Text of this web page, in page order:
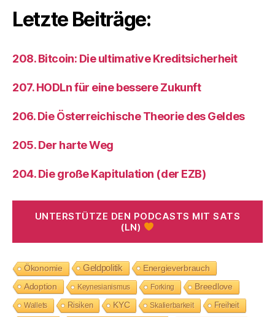
Letzte Beiträge:
208. Bitcoin: Die ultimative Kreditsicherheit
207. HODLn für eine bessere Zukunft
206. Die Österreichische Theorie des Geldes
205. Der harte Weg
204. Die große Kapitulation (der EZB)
UNTERSTÜTZE DEN PODCASTS MIT SATS
(LN)
Ökonomie Geldpolitik
Energieverbrauch
Adoption
Keynesianismus Forking Breedlove
Wallets Risiken KYC Skalierbarkeit Freiheit